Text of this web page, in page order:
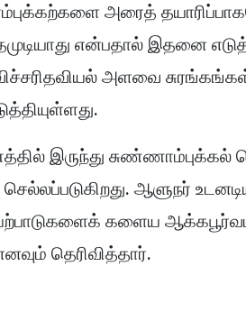
அரைத்
என்பதால் இதனை
அளவை
இருந்து சுண்ணாம்புக்கல்
செல்லப்படுகிறது. ஆளுநர்
களைய
தெரிவித்தார்.